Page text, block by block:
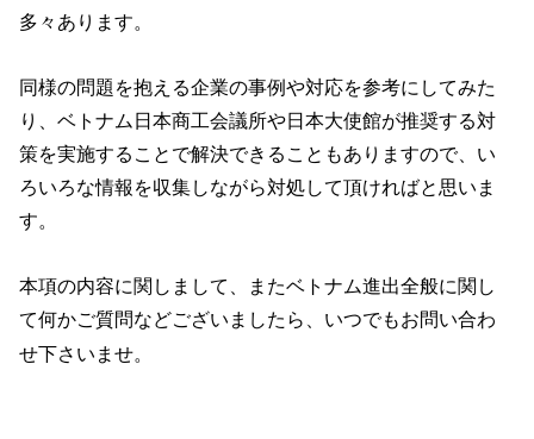
多々あります。
同様の問題を抱える企業の事例や対応を参考にしてみた
り、ベトナム日本商工会議所や日本大使館が推奨する対
策を実施することで解決できることもありますので、い
ろいろな情報を収集しながら対処して頂ければと思いま
す。
本項の内容に関しまして、またベトナム進出全般に関し
て何かご質問などございましたら、いつでもお問い合わ
せ下さいませ。